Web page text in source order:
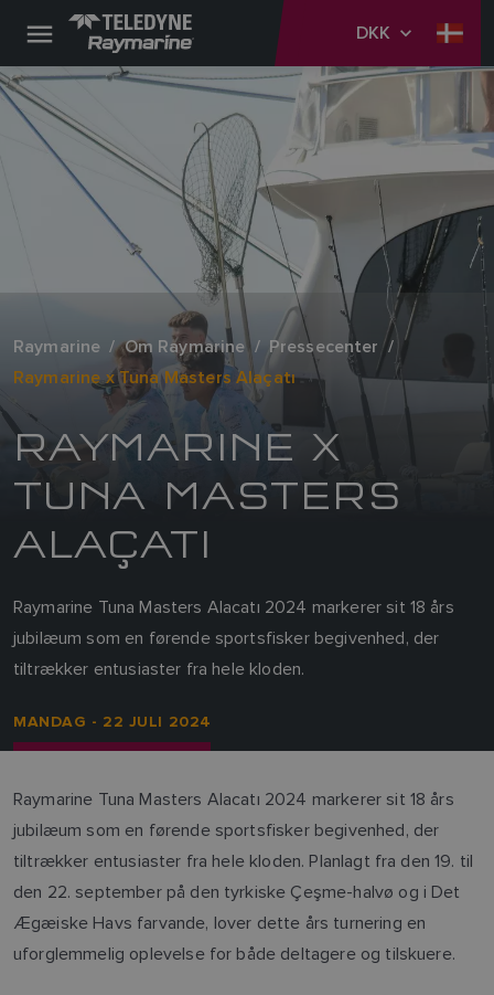
DKK
Raymarine Om Raymarine
Pressecenter
Raymarine x Tuna Masters Alaçatı
RAYMARINE X
TUNA MASTERS
ALAÇATI
Raymarine Tuna Masters Alacatı 2024 markerer sit 18 års
jubilæum som en førende sportsfisker begivenhed, der
tiltrækker entusiaster fra hele kloden.
MANDAG - 22 JULI 2024
Raymarine Tuna Masters Alacatı 2024 markerer sit 18 års
jubilæum som en førende sportsfisker begivenhed, der
tiltrækker entusiaster fra hele kloden. Planlagt fra den 19. til
den 22. september på den tyrkiske Çeşme-halvø og i Det
Ægæiske Havs farvande, lover dette års turnering en
uforglemmelig oplevelse for både deltagere og tilskuere.